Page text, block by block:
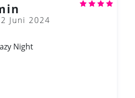
Juni 2024
Night